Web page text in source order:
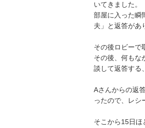
いてきました。
部屋に入った瞬
夫」と返答があ
その後ロビーで
その後、何もな
談して返答する
Aさんからの返
ったので、レシ
そこから15日